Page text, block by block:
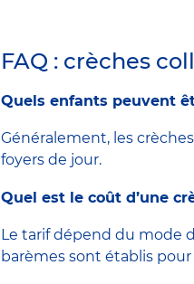
FAQ : crèches
Quels enfants peuvent
Généralement, les
foyers de jour.
Quel est le coût d’une
Le tarif dépend du mode
barèmes sont établis